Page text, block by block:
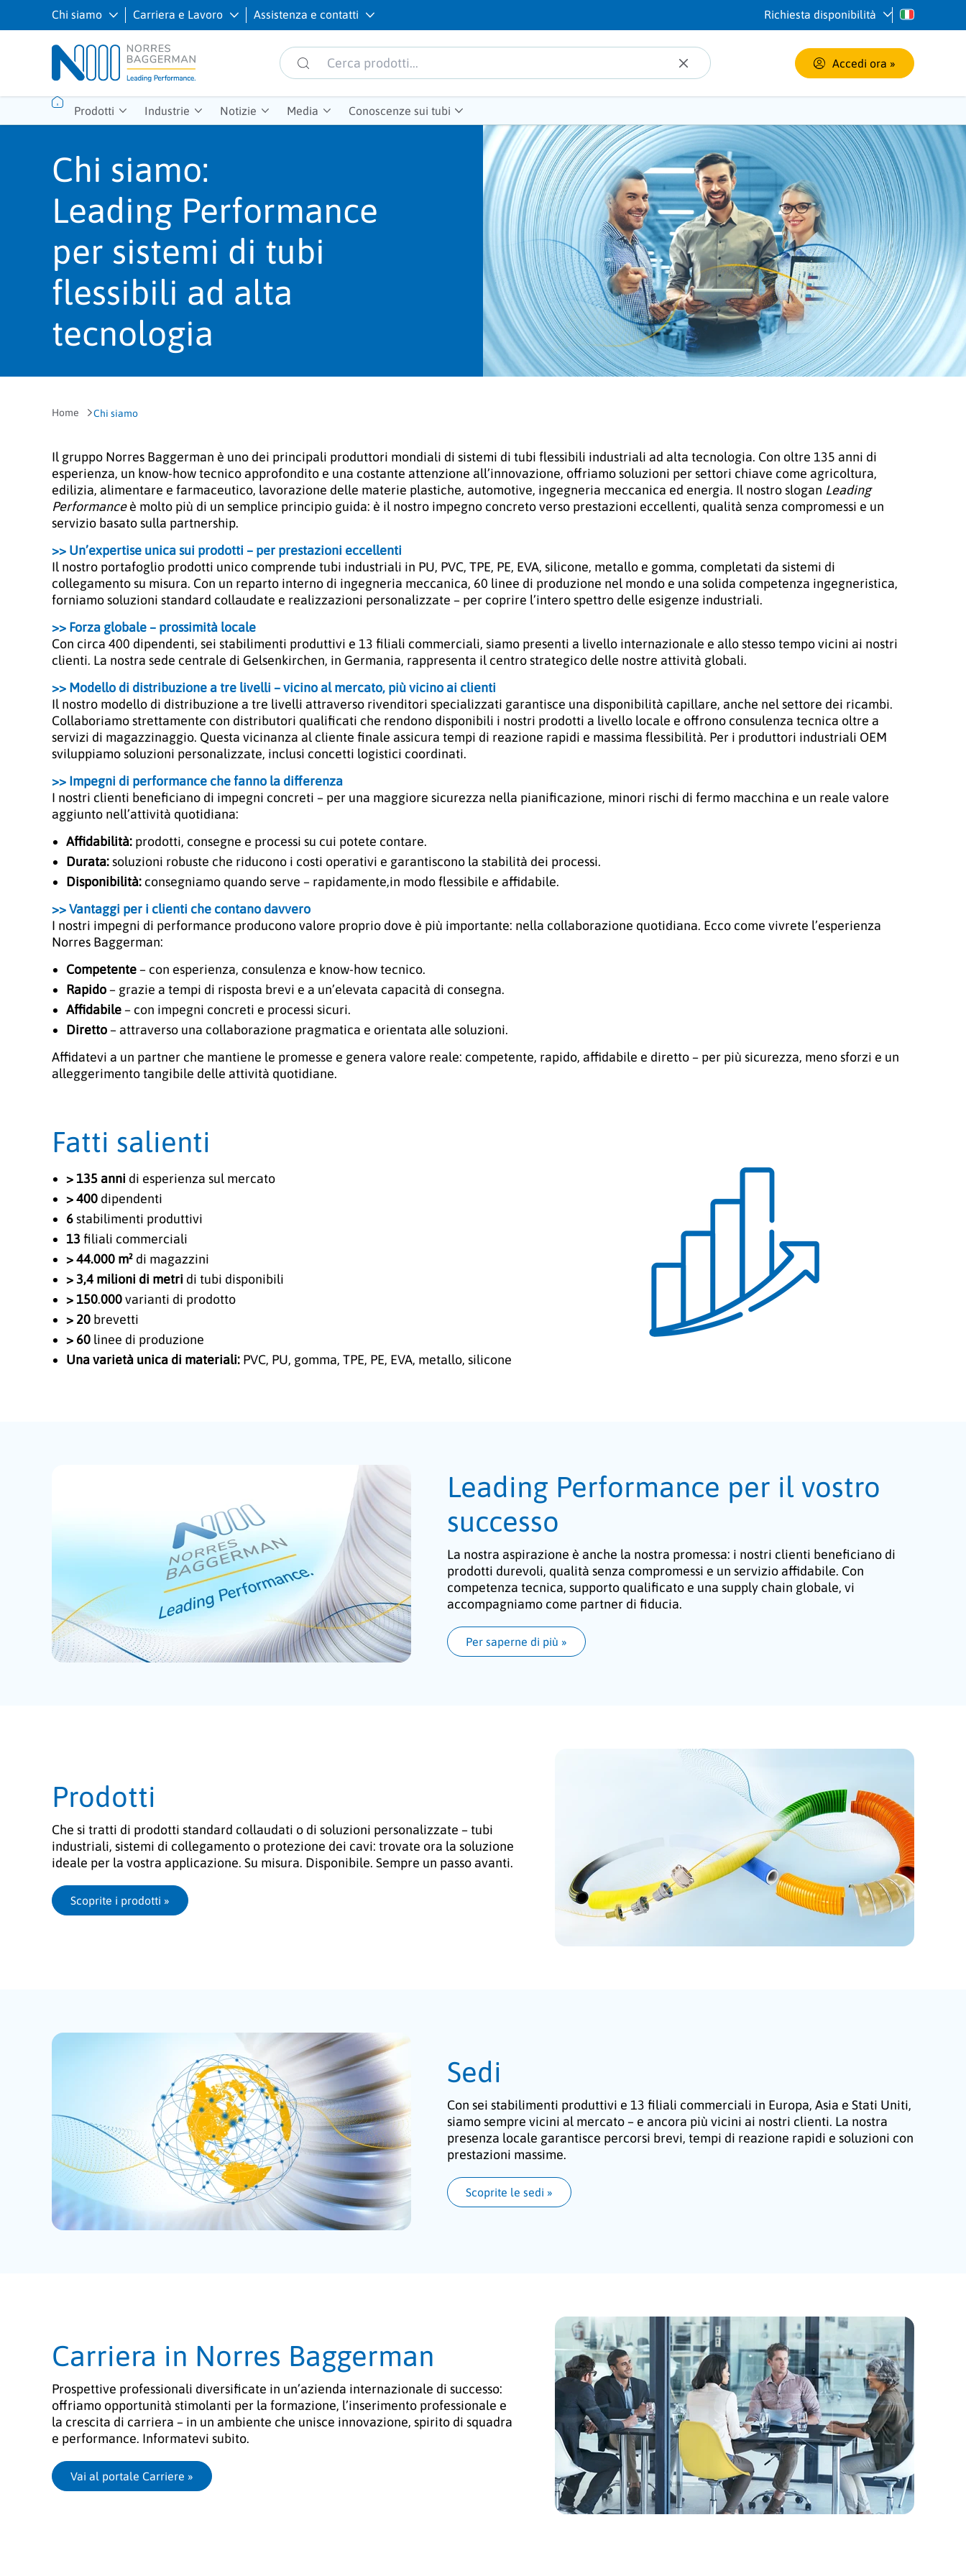
Chi siamo Carriera e Lavoro Assistenza e contatti Richiesta disponibilità
Accedi ora »
Prodotti Industrie Notizie Media Conoscenze sui tubi
Chi siamo:
Leading Performance
per sistemi di tubi
flessibili ad alta
tecnologia
Home Chi siamo
Il gruppo Norres Baggerman è uno dei principali produttori mondiali di sistemi di tubi flessibili industriali ad alta tecnologia. Con oltre 135 anni di
esperienza, un know-how tecnico approfondito e una costante attenzione all’innovazione, offriamo soluzioni per settori chiave come agricoltura,
edilizia, alimentare e farmaceutico, lavorazione delle materie plastiche, automotive, ingegneria meccanica ed energia. Il nostro slogan Leading
Performanceè molto più di un semplice principio guida: è il nostro impegno concreto verso prestazioni eccellenti, qualità senza compromessi e un
servizio basato sulla partnership.
>> Un’expertise unica sui prodotti – per prestazioni eccellenti
Il nostro portafoglio prodotti unico comprende tubi industriali in PU, PVC, TPE, PE, EVA, silicone, metallo e gomma, completati da sistemi di
collegamento su misura. Con un reparto interno di ingegneria meccanica, 60 linee di produzione nel mondo e una solida competenza ingegneristica,
forniamo soluzioni standard collaudate e realizzazioni personalizzate – per coprire l’intero spettro delle esigenze industriali.
>> Forza globale – prossimità locale
Con circa 400 dipendenti, sei stabilimenti produttivi e 13 filiali commerciali, siamo presenti a livello internazionale e allo stesso tempo vicini ai nostri
clienti. La nostra sede centrale di Gelsenkirchen, in Germania, rappresenta il centro strategico delle nostre attività globali.
>> Modello di distribuzione a tre livelli – vicino al mercato, più vicino ai clienti
Il nostro modello di distribuzione a tre livelli attraverso rivenditori specializzati garantisce una disponibilità capillare, anche nel settore dei ricambi.
Collaboriamo strettamente con distributori qualificati che rendono disponibili i nostri prodotti a livello locale e offrono consulenza tecnica oltre a
servizi di magazzinaggio. Questa vicinanza al cliente finale assicura tempi di reazione rapidi e massima flessibilità. Per i produttori industriali OEM
sviluppiamo soluzioni personalizzate, inclusi concetti logistici coordinati.
>> Impegni di performance che fanno la differenza
I nostri clienti beneficiano di impegni concreti – per una maggiore sicurezza nella pianificazione, minori rischi di fermo macchina e un reale valore
aggiunto nell’attività quotidiana:
Affidabilità: prodotti, consegne e processi su cui potete contare.
Durata:soluzioni robuste che riducono i costi operativi e garantiscono la stabilità dei processi.
Disponibilità: consegniamo quando serve – rapidamente,in modo flessibile e affidabile.
>> Vantaggi per i clienti che contano davvero
I nostri impegni di performance producono valore proprio dove è più importante: nella collaborazione quotidiana. Ecco come vivrete l’esperienza
Norres Baggerman:
Competente– con esperienza, consulenza e know-how tecnico.
Rapido– grazie a tempi di risposta brevi e a un’elevata capacità di consegna.
Affidabile– con impegni concreti e processi sicuri.
Diretto– attraverso una collaborazione pragmatica e orientata alle soluzioni.
Affidatevi a un partner che mantiene le promesse e genera valore reale: competente, rapido, affidabile e diretto – per più sicurezza, meno sforzi e un
alleggerimento tangibile delle attività quotidiane.
Fatti salienti
> 135 anni di esperienza sul mercato
> 400 dipendenti
6stabilimenti produttivi
13 filiali commerciali
> 44.000 m² di magazzini
> 3,4 milioni di metri di tubi disponibili
> 150.000varianti di prodotto
> 20 brevetti
> 60 linee di produzione
Una varietà unica di materiali: PVC, PU, gomma, TPE, PE, EVA, metallo, silicone
Leading Performance per il vostro
successo
La nostra aspirazione è anche la nostra promessa: i nostri clienti beneficiano di
prodotti durevoli, qualità senza compromessi e un servizio affidabile. Con
competenza tecnica, supporto qualificato e una supply chain globale, vi
accompagniamo come partner di fiducia.
Per saperne di più »
Prodotti
Che si tratti di prodotti standard collaudati o di soluzioni personalizzate – tubi
industriali, sistemi di collegamento o protezione dei cavi: trovate ora la soluzione
ideale per la vostra applicazione. Su misura. Disponibile. Sempre un passo avanti.
Scoprite i prodotti »
Sedi
Con sei stabilimenti produttivi e 13 filiali commerciali in Europa, Asia e Stati Uniti,
siamo sempre vicini al mercato – e ancora più vicini ai nostri clienti. La nostra
presenza locale garantisce percorsi brevi, tempi di reazione rapidi e soluzioni con
prestazioni massime.
Scoprite le sedi »
Carriera in Norres Baggerman
Prospettive professionali diversificate in un’azienda internazionale di successo:
offriamo opportunità stimolanti per la formazione, l’inserimento professionale e
la crescita di carriera – in un ambiente che unisce innovazione, spirito di squadra
e performance. Informatevi subito.
Vai al portale Carriere »